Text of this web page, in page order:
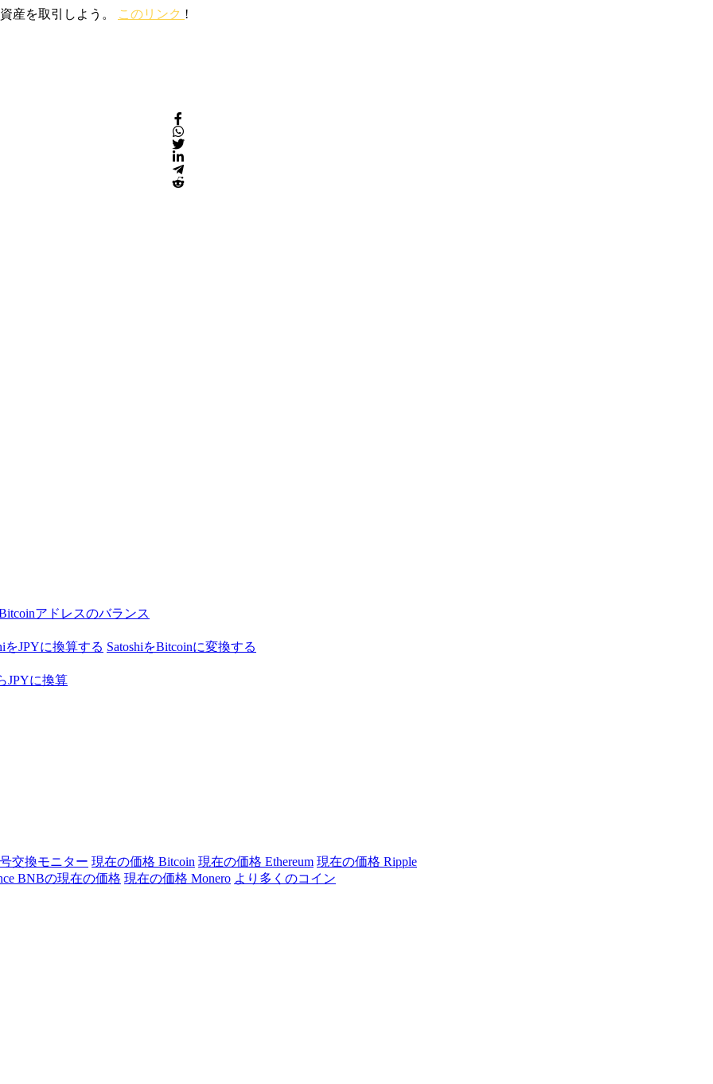
産を取引しよう。 このリンク !
アドレスのバランス
をJPYに換算する SatoshiをBitcoinに変換する
JPYに換算
交換モニター 現在の価格 Bitcoin 現在の価格 Ethereum 現在の価格 Ripple
BNBの現在の価格 現在の価格 Monero より多くのコイン